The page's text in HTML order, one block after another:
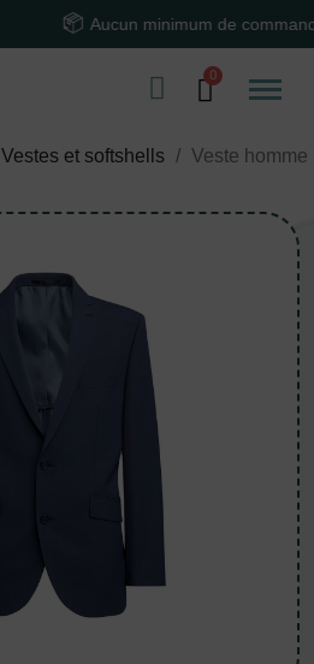
Aucun minimum de commande
Vestes et softshells
Veste homme